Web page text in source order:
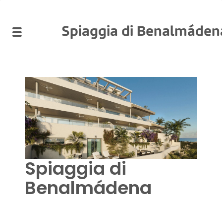
Spiaggia di
Spiaggia di
Benalmádena